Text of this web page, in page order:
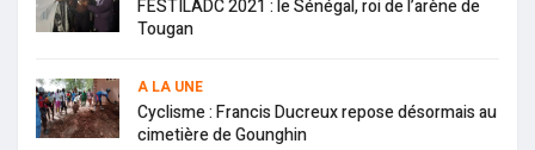
FESTILADC 2021 : le Sénégal, roi de l’arène de
Tougan
A LA UNE
Cyclisme : Francis Ducreux repose désormais au
cimetière de Gounghin